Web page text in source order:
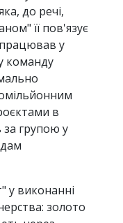
до речі,
її пов'язує
працював у
команду
в
за групою у
у виконанні
золото